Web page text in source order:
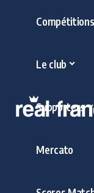
Compétitions
Le club
Supporters
Mercato